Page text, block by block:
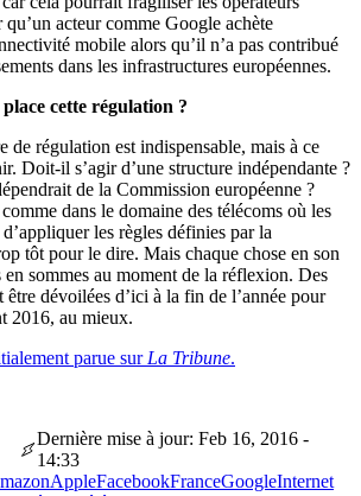
acteur comme Google achète
mobile alors qu’il n’a pas contribué
dans les infrastructures européennes.
cette régulation ?
de régulation est indispensable, mais à ce
Doit-il s’agir d’une structure indépendante ?
de la Commission européenne ?
dans le domaine des télécoms où les
les règles définies par la
tôt pour le dire. Mais chaque chose en son
sommes au moment de la réflexion. Des
dévoilées d’ici à la fin de l’année pour
2016, au mieux.
parue sur La Tribune.
Dernière mise à jour: Feb 16, 2016 -
14:33
AppleFacebookFranceGoogleInternet